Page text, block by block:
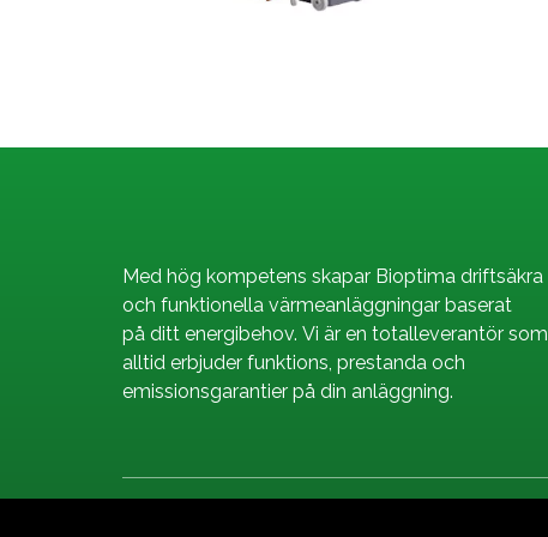
Med hög kompetens skapar Bioptima driftsäkra
och funktionella värmeanläggningar baserat
på ditt energibehov. Vi är en totalleverantör som
alltid erbjuder funktions, prestanda och
emissionsgarantier på din anläggning.